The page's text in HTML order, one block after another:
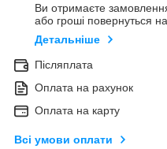
Ви отримаєте
або гроші повернуться
Детальніше
Післяплата
Оплата на рахунок
Оплата на карту
Всі умови оплати